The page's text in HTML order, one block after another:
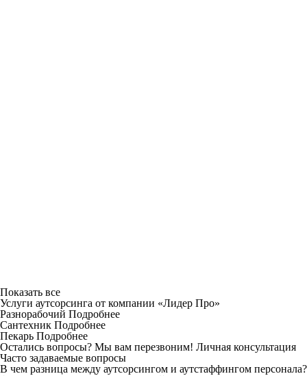
Показать все
Услуги аутсорсинга от компании «Лидер Про»
Разнорабочий Подробнее
Сантехник Подробнее
Пекарь Подробнее
Остались вопросы? Мы вам перезвоним! Личная консультация
Часто задаваемые вопросы
В чем разница между аутсорсингом и аутстаффингом персонала?